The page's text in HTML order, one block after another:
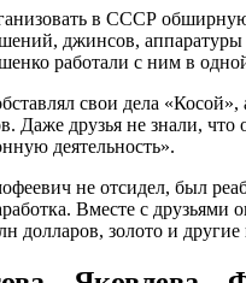
в СССР
джинсов, аппаратуры
работали с ним в
свои дела
Даже друзья не знали,
деятельность».
не отсидел, был
Вместе с
долларов, золото и другие